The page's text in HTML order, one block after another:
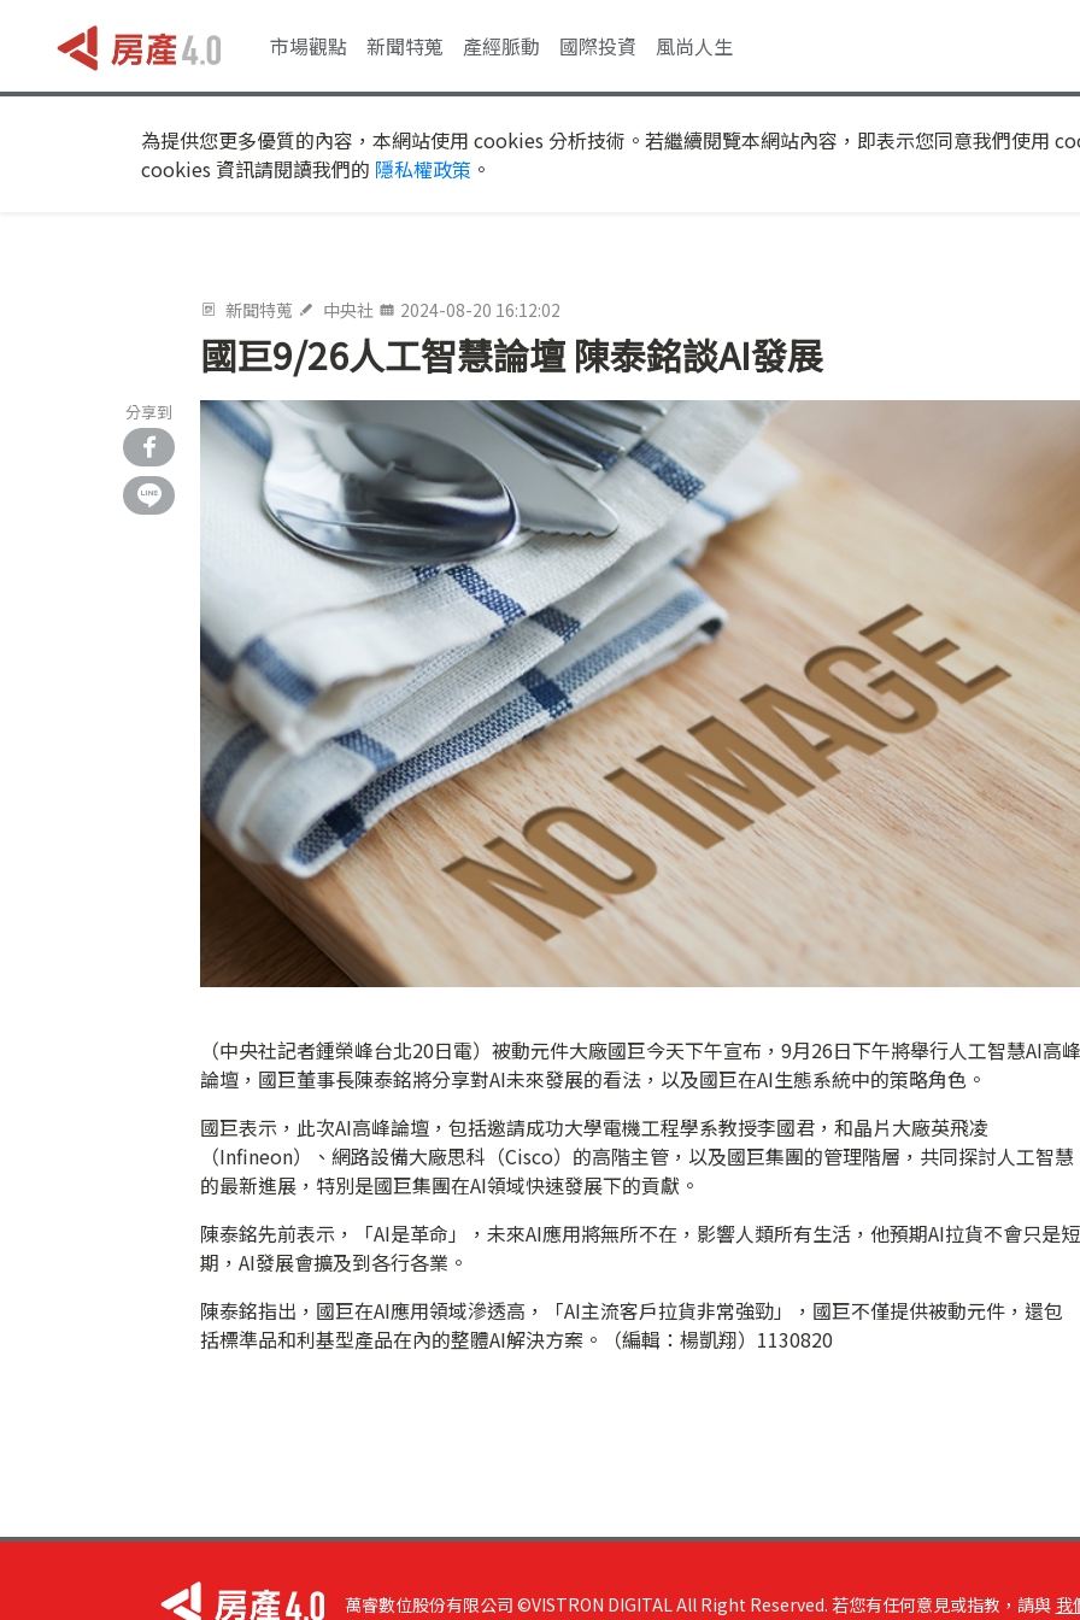
市場觀點 新聞特蒐 產經脈動 國際投資 風尚人生
為提供您更多優質的內容，本網站使用 cookies 分析技術。若繼續閱覽本網站內容，即表示您同意我們使用
cookies 資訊請閱讀我們的 隱私權政策 。
新聞特蒐 中央社 2024-08-20 16:12:02
國巨9/26人工智慧論壇 陳泰銘談AI發展
分享到
（中央社記者鍾榮峰台北20日電）被動元件大廠國巨今天下午宣布，9月26日下午將舉行人工智慧AI高峰
論壇，國巨董事長陳泰銘將分享對AI未來發展的看法，以及國巨在AI生態系統中的策略角色。
國巨表示，此次AI高峰論壇，包括邀請成功大學電機工程學系教授李國君，和晶片大廠英飛凌
（Infineon）、網路設備大廠思科（Cisco）的高階主管，以及國巨集團的管理階層，共同探討人工智慧
的最新進展，特別是國巨集團在AI領域快速發展下的貢獻。
陳泰銘先前表示，「AI是革命」，未來AI應用將無所不在，影響人類所有生活，他預期AI拉貨不會只是短
期，AI發展會擴及到各行各業。
陳泰銘指出，國巨在AI應用領域滲透高，「AI主流客戶拉貨非常強勁」，國巨不僅提供被動元件，還包
括標準品和利基型產品在內的整體AI解決方案。（編輯：楊凱翔）1130820
萬睿數位股份有限公司 ©VISTRON DIGITAL All Right Reserved. 若您有任何意見或指教，請與 我